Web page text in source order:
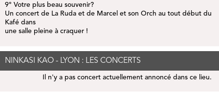
9° Votre plus beau souvenir?
Un concert de La Ruda et de Marcel et son Orch au tout début du
Kafé dans
une salle pleine à craquer !
NINKASI KAO - LYON : LES CONCERTS
Il n'y a pas concert actuellement annoncé dans ce lieu.